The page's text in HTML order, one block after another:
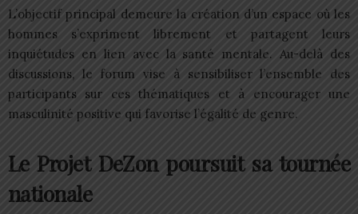
L’objectif principal demeure la création d’un espace où les
hommes s’expriment librement et partagent leurs
inquiétudes en lien avec la santé mentale. Au-delà des
discussions, le forum vise à sensibiliser l’ensemble des
participants sur ces thématiques et à encourager une
masculinité positive qui favorise l’égalité de genre.
Le Projet DeZon poursuit sa tournée
nationale